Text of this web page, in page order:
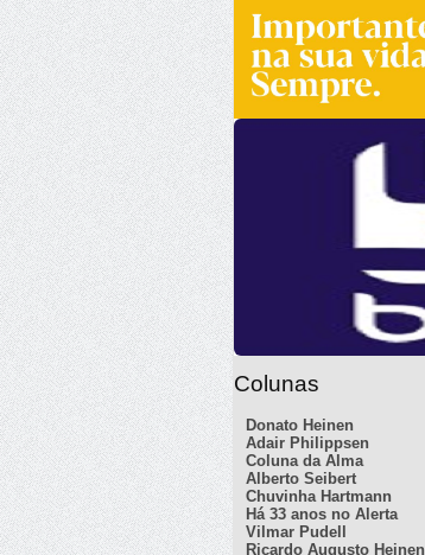
Colunas
Donato Heinen
Adair Philippsen
Coluna da Alma
Alberto Seibert
Chuvinha Hartmann
Há 33 anos no Alerta
Vilmar Pudell
Ricardo Augusto Heinen